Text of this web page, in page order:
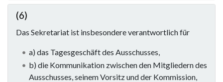
(6)
Das Sekretariat ist insbesondere verantwortlich für
a) das Tagesgeschäft des Ausschusses,
b) die Kommunikation zwischen den Mitgliedern des
Ausschusses, seinem Vorsitz und der Kommission,